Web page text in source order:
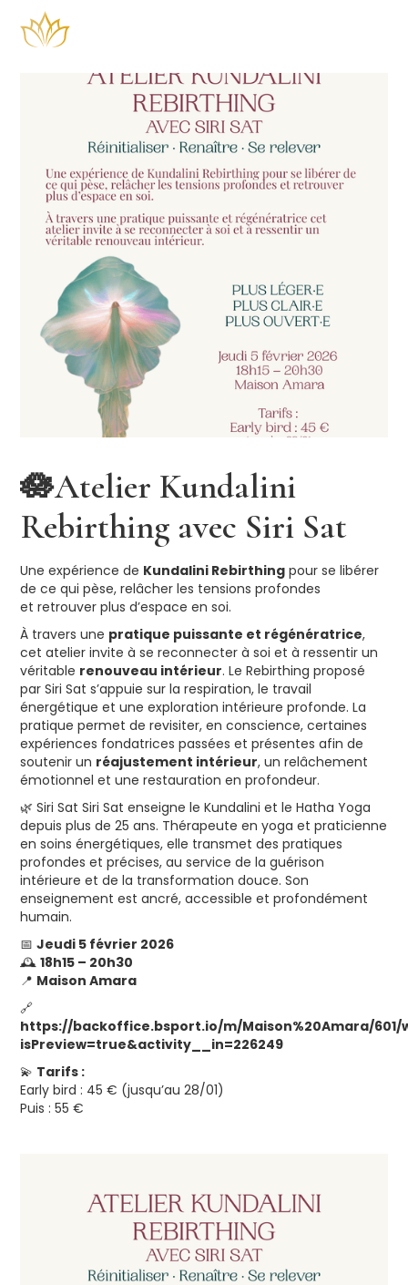
🪷Atelier Kundalini
Rebirthing avec Siri Sat
Une expérience de Kundalini Rebirthing pour se libérer
de ce qui pèse, relâcher les tensions profondes
et retrouver plus d’espace en soi.
À travers une pratique puissante et régénératrice,
cet atelier invite à se reconnecter à soi et à ressentir un
véritable renouveau intérieur. Le Rebirthing proposé
par Siri Sat s’appuie sur la respiration, le travail
énergétique et une exploration intérieure profonde. La
pratique permet de revisiter, en conscience, certaines
expériences fondatrices passées et présentes afin de
soutenir un réajustement intérieur, un relâchement
émotionnel et une restauration en profondeur.
🌿 Siri Sat Siri Sat enseigne le Kundalini et le Hatha Yoga
depuis plus de 25 ans. Thérapeute en yoga et praticienne
en soins énergétiques, elle transmet des pratiques
profondes et précises, au service de la guérison
intérieure et de la transformation douce. Son
enseignement est ancré, accessible et profondément
humain.
📅Jeudi 5 février 2026
🕰18h15 – 20h30
📍 Maison Amara
🔗
https://backoffice.bsport.io/m/Maison%20Amara/601/
isPreview=true&activity__in=226249
💫 Tarifs :
Early bird : 45 € (jusqu’au 28/01)
Puis : 55 €